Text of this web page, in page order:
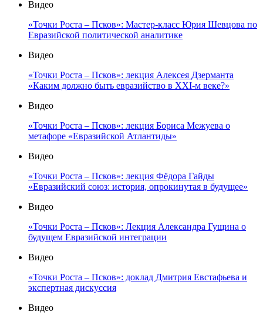
Видео
«Точки Роста – Псков»: Мастер-класс Юрия Шевцова по
Евразийской политической аналитике
Видео
«Точки Роста – Псков»: лекция Алексея Дзерманта
«Каким должно быть евразийство в XXI-м веке?»
Видео
«Точки Роста – Псков»: лекция Бориса Межуева о
метафоре «Евразийской Атлантиды»
Видео
«Точки Роста – Псков»: лекция Фёдора Гайды
«Евразийский союз: история, опрокинутая в будущее»
Видео
«Точки Роста – Псков»: Лекция Александра Гущина о
будущем Евразийской интеграции
Видео
«Точки Роста – Псков»: доклад Дмитрия Евстафьева и
экспертная дискуссия
Видео